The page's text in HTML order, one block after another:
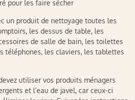
pour les faire sécher
un produit de nettoyage toutes les
les dessus de table, les
de salle de bain, les toilettes
téléphones, les claviers, les tablettes
utiliser vos produits ménagers
et l’eau de javel, car ceux-ci